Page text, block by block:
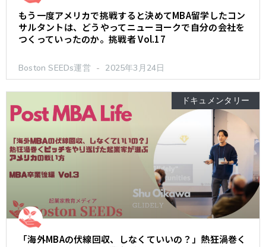
もう一度アメリカで挑戦すると決めてMBA留学したコン
サルタントは、どうやってニューヨークで自分の会社を
つくっていったのか。挑戦者 Vol.17
Boston SEEDs運営 2025年3月24日
ドキュメンタリー
「海外MBAの伏線回収、しなくていいの？」熱狂渦巻く